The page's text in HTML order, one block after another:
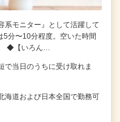
系モニター』として活躍して
5分〜10分程度。空いた時間
◆【いろん…
当日のうちに受け取れま
道および日本全国で勤務可